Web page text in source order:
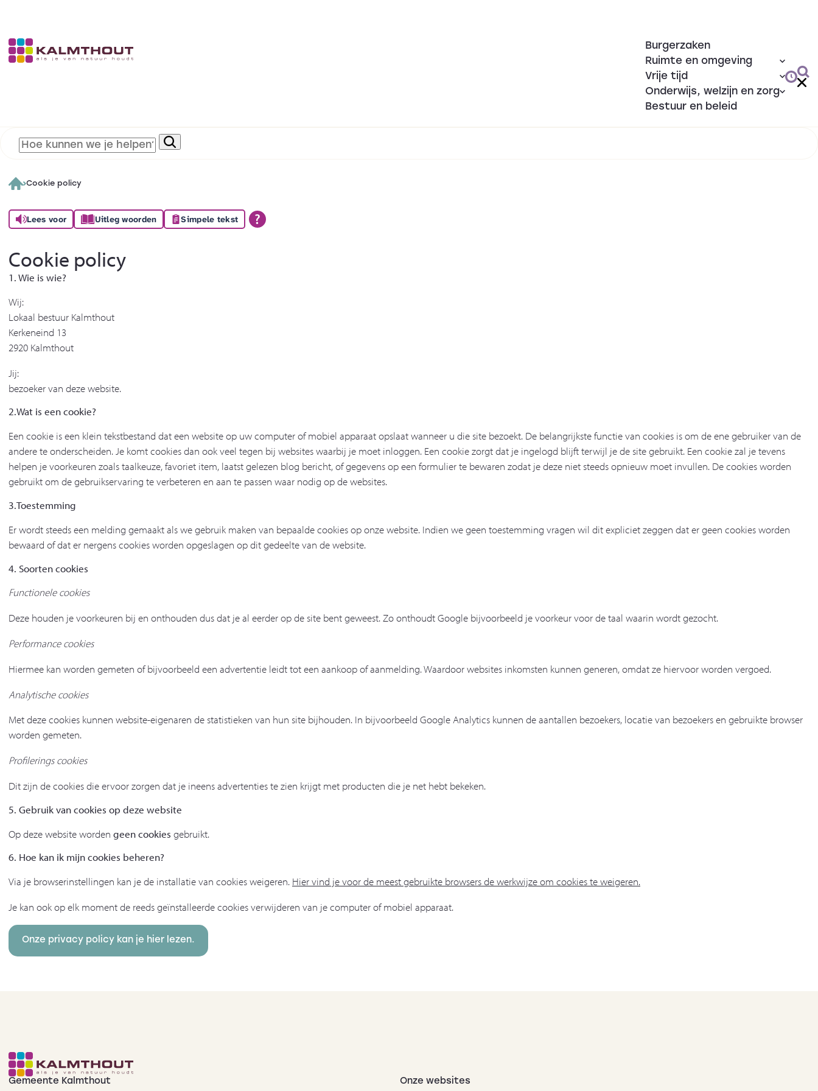
Burgerzaken
Ruimte en omgeving
Vrije tijd
Onderwijs, welzijn en zorg
Bestuur en beleid
Cookie policy
Lees voor Uitleg woorden Simpele tekst
Cookie policy
1. Wie is wie?
Wij:
Lokaal bestuur Kalmthout
Kerkeneind 13
2920 Kalmthout
Jij:
bezoeker van deze website.
2.Wat is een cookie?
Een cookie is een klein tekstbestand dat een website op uw computer of mobiel apparaat opslaat wanneer u die site bezoekt. De belangrijkste functie van cookies is om de ene gebruiker van de
andere te onderscheiden. Je komt cookies dan ook veel tegen bij websites waarbij je moet inloggen. Een cookie zorgt dat je ingelogd blijft terwijl je de site gebruikt. Een cookie zal je tevens
helpen je voorkeuren zoals taalkeuze, favoriet item, laatst gelezen blog bericht, of gegevens op een formulier te bewaren zodat je deze niet steeds opnieuw moet invullen. De cookies worden
gebruikt om de gebruikservaring te verbeteren en aan te passen waar nodig op de websites.
3.Toestemming
Er wordt steeds een melding gemaakt als we gebruik maken van bepaalde cookies op onze website. Indien we geen toestemming vragen wil dit expliciet zeggen dat er geen cookies worden
bewaard of dat er nergens cookies worden opgeslagen op dit gedeelte van de website.
4. Soorten cookies
Functionele cookies
Deze houden je voorkeuren bij en onthouden dus dat je al eerder op de site bent geweest. Zo onthoudt Google bijvoorbeeld je voorkeur voor de taal waarin wordt gezocht.
Performance cookies
Hiermee kan worden gemeten of bijvoorbeeld een advertentie leidt tot een aankoop of aanmelding. Waardoor websites inkomsten kunnen generen, omdat ze hiervoor worden vergoed.
Analytische cookies
Met deze cookies kunnen website-eigenaren de statistieken van hun site bijhouden. In bijvoorbeeld Google Analytics kunnen de aantallen bezoekers, locatie van bezoekers en gebruikte browser
worden gemeten.
Profilerings cookies
Dit zijn de cookies die ervoor zorgen dat je ineens advertenties te zien krijgt met producten die je net hebt bekeken.
5. Gebruik van cookies op deze website
Op deze website worden geen cookies gebruikt.
6. Hoe kan ik mijn cookies beheren?
Via je browserinstellingen kan je de installatie van cookies weigeren. Hier vind je voor de meest gebruikte browsers de werkwijze om cookies te weigeren.
Je kan ook op elk moment de reeds geïnstalleerde cookies verwijderen van je computer of mobiel apparaat.
Onze privacy policy kan je hier lezen.
Gemeente Kalmthout Onze websites